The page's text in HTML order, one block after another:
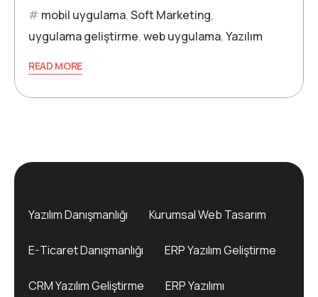
mobil uygulama,Soft Marketing,
uygulama geliştirme,web uygulama,Yazılım
READ MORE
Yazılım Danışmanlığı Kurumsal Web Tasarım
E-Ticaret Danışmanlığı ERP Yazılım Geliştirme
CRM Yazılım Geliştirme ERP Yazılımı